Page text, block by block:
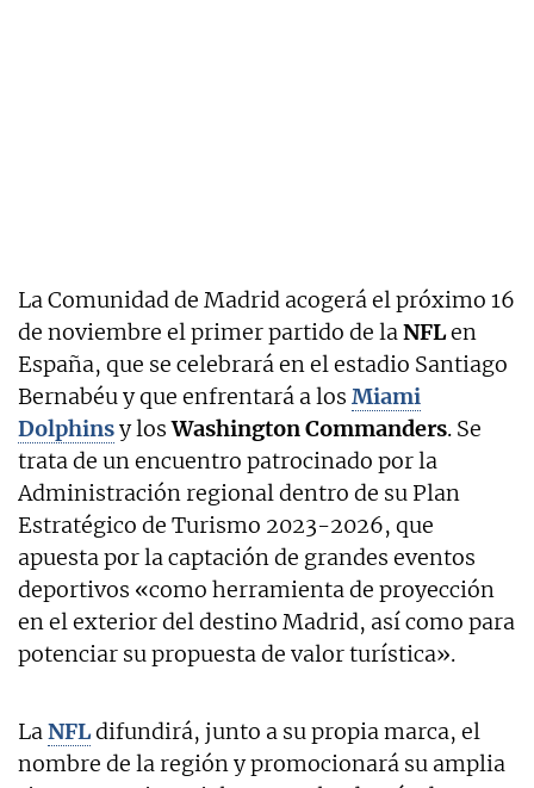
La Comunidad de Madrid acogerá el próximo 16
de noviembre el primer partido de laNFLen
España, que se celebrará en el estadio Santiago
Bernabéu y que enfrentará a los Miami
Dolphinsy losWashington Commanders. Se
trata de un encuentro patrocinado por la
Administración regional dentro de su Plan
Estratégico de Turismo 2023-2026, que
apuesta por la captación de grandes eventos
deportivos «como herramienta de proyección
en el exterior del destino Madrid, así como para
potenciar su propuesta de valor turística».
LaNFLdifundirá, junto a su propia marca, el
nombre de la región y promocionará su amplia